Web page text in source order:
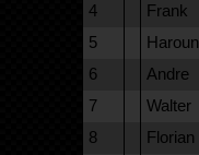
4
Frank
5
Haroun
6
Andre
7
Walter
8
Florian